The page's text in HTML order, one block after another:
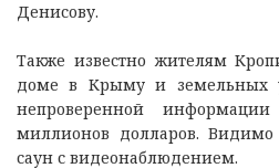
Денисову.
Также известно жителям
доме в Крыму и земельных
непроверенной
миллионов долларов.
саун с видеонаблюдением.